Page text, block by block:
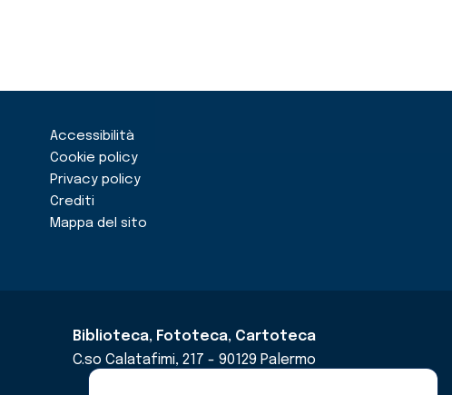
Accessibilità
Cookie policy
Privacy policy
Crediti
Mappa del sito
Biblioteca, Fototeca, Cartoteca
C.so Calatafimi, 217 - 90129 Palermo